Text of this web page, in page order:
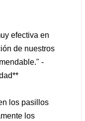
efectiva en
de nuestros
-
los pasillos
los